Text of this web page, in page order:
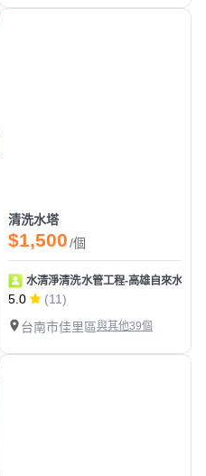
止滑
清洗水塔
$1,500/個
水清淨清洗水管工程-高雄自來水管
5.0
(11)
台南市佳里區與其他39個